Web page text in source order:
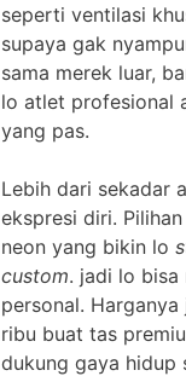
seperti ventilasi
supaya gak
sama merek luar,
lo atlet profesional
yang pas.
Lebih dari sekadar
ekspresi diri.
neon yang bikin lo
custom. jadi lo bisa
personal.
ribu buat tas
dukung gaya hidup